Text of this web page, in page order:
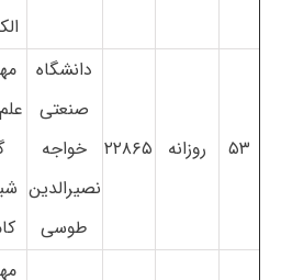
۵۳ روزانه ۲۲۸۶۵
دانشگاه
صنعتی
خواجه
نصیرالدین
طوسی